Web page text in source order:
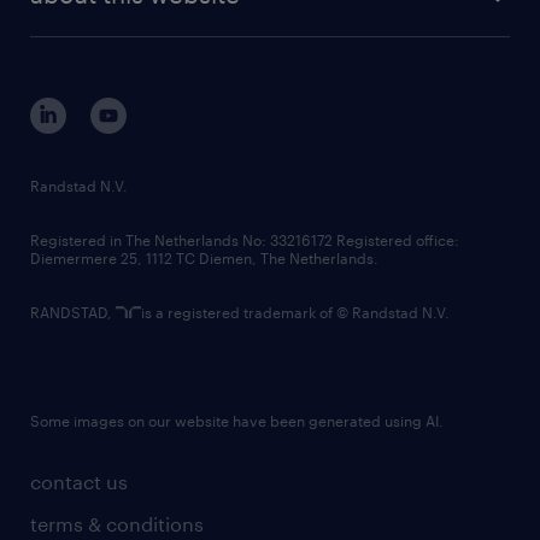
corporate governance
randstad innovation fund
country websites
contact us
terms & conditions
Randstad N.V.
Registered in The Netherlands No: 33216172 Registered office:
Diemermere 25, 1112 TC Diemen, The Netherlands.
RANDSTAD, is a registered trademark of © Randstad N.V.
Some images on our website have been generated using AI.